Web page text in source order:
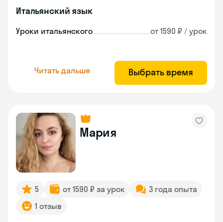
Итальянский язык
Уроки итальянского от 1590 ₽ / урок
Читать дальше Выбрать время
Мария
5 от 1590 ₽ за урок
3 года опыта
1 отзыв